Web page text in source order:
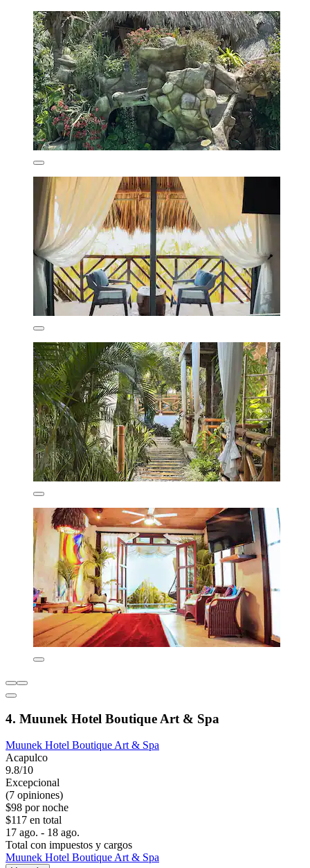
4. Muunek Hotel Boutique Art & Spa
Muunek Hotel Boutique Art & Spa
Acapulco
9.8/10
Excepcional
(7 opiniones)
$98 por noche
$117 en total
17 ago. - 18 ago.
Total con impuestos y cargos
Muunek Hotel Boutique Art & Spa